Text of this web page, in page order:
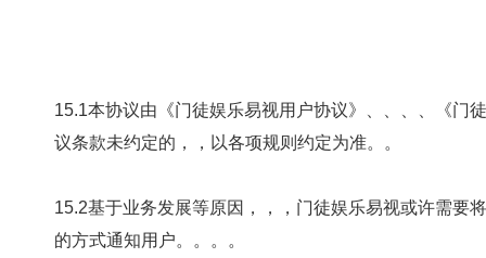
15.1本协议由《门徒娱乐易视用户协议》、、、、《
议条款未约定的，，以各项规则约定为准。。
15.2基于业务发展等原因，，，门徒娱乐易视或许
的方式通知用户。。。。